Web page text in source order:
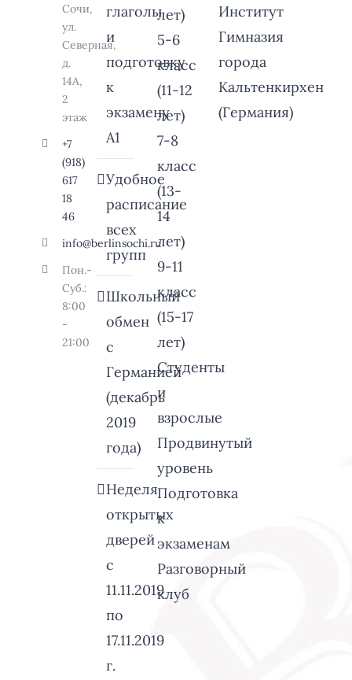
Сочи,
ул.
Северная,
д.
14А,
2
этаж
+7
(918)
617
18
46
info@berlinsochi.ru
Пон.-
Суб.:
8:00
-
21:00
глаголы
и
подготовку
к
экзамену
А1
Удобное
расписание
всех
групп
Школьный
обмен
с
Германией
(декабрь
2019
года)
Неделя
открытых
дверей
с
11.11.2019
по
17.11.2019
г.
лет)
5-6
класс
(11-12
лет)
7-8
класс
(13-
14
лет)
9-11
класс
(15-17
лет)
Студенты
и
взрослые
Продвинутый
уровень
Подготовка
к
экзаменам
Разговорный
клуб
Институт
Гимназия
города
Кальтенкирхен
(Германия)